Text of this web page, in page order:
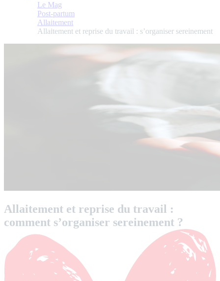
Le Mag
Post-partum
Allaitement
Allaitement et reprise du travail : s’organiser sereinement
Allaitement et reprise du travail :
comment s’organiser sereinement ?